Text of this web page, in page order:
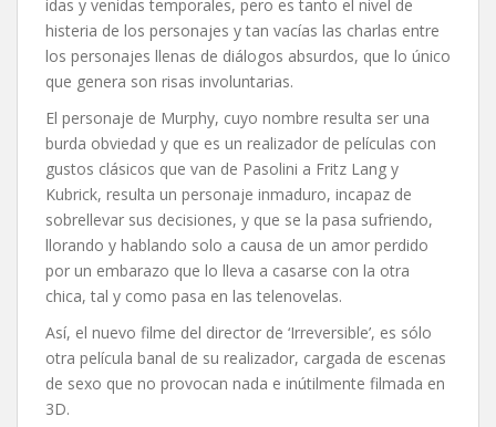
idas y venidas temporales, pero es tanto el nivel de
histeria de los personajes y tan vacías las charlas entre
los personajes llenas de diálogos absurdos, que lo único
que genera son risas involuntarias.
El personaje de Murphy, cuyo nombre resulta ser una
burda obviedad y que es un realizador de películas con
gustos clásicos que van de Pasolini a Fritz Lang y
Kubrick, resulta un personaje inmaduro, incapaz de
sobrellevar sus decisiones, y que se la pasa sufriendo,
llorando y hablando solo a causa de un amor perdido
por un embarazo que lo lleva a casarse con la otra
chica, tal y como pasa en las telenovelas.
Así, el nuevo filme del director de ‘Irreversible’, es sólo
otra película banal de su realizador, cargada de escenas
de sexo que no provocan nada e inútilmente filmada en
3D.